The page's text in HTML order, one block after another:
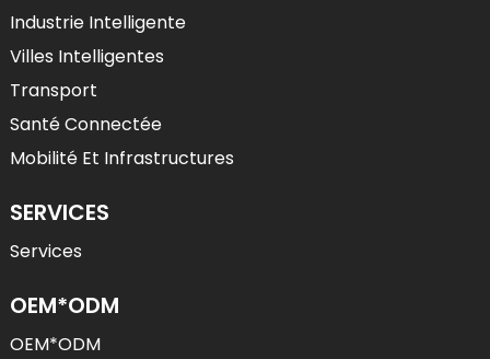
Industrie Intelligente
Villes Intelligentes
Transport
Santé Connectée
Mobilité Et Infrastructures
SERVICES
Services
OEM*ODM
OEM*ODM